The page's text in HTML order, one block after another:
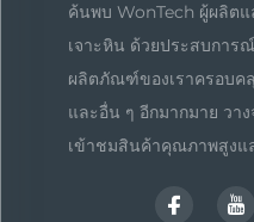
ค้นพบ WonTech ผู้ผลิตแ
เจาะหิน ด้วยประสบการ
ผลิตภัณฑ์ของเราครอบค
และอื่น ๆ อีกมากมาย วา
เข้าชมสินค้าคุณภาพสูงแ